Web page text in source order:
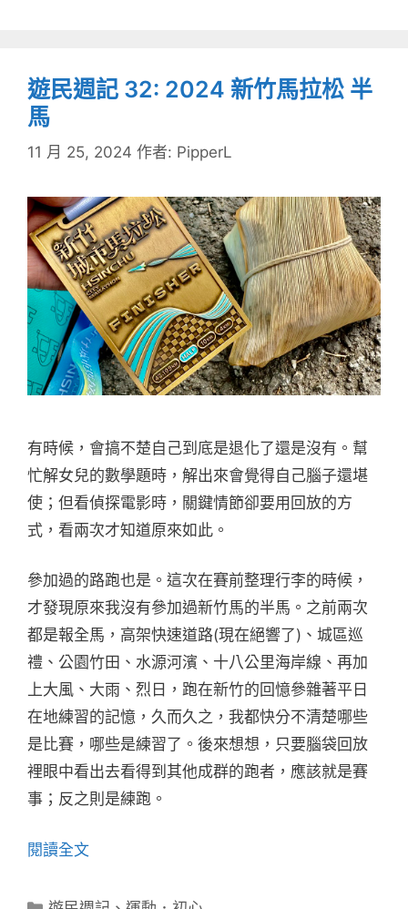
遊民週記 32: 2024 新竹馬拉松 半
馬
11 月 25, 2024 作者: PipperL
有時候，會搞不楚自己到底是退化了還是沒有。幫
忙解女兒的數學題時，解出來會覺得自己腦子還堪
使；但看偵探電影時，關鍵情節卻要用回放的方
式，看兩次才知道原來如此。
參加過的路跑也是。這次在賽前整理行李的時候，
才發現原來我沒有參加過新竹馬的半馬。之前兩次
都是報全馬，高架快速道路(現在絕響了)、城區巡
禮、公園竹田、水源河濱、十八公里海岸線、再加
上大風、大雨、烈日，跑在新竹的回憶參雜著平日
在地練習的記憶，久而久之，我都快分不清楚哪些
是比賽，哪些是練習了。後來想想，只要腦袋回放
裡眼中看出去看得到其他成群的跑者，應該就是賽
事；反之則是練跑。
閱讀全文
分